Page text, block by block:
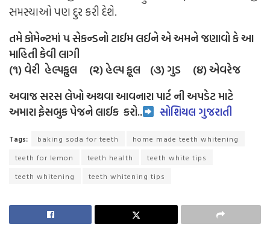
સમસ્યાઓ પણ દુર કરી દેશે.
તમે કોમેન્ટમાં ૫ સેકન્ડનો ટાઈમ લઈને એ અમને જણાવો કે આ
માહિતી કેવી લાગી
(૧) વેરી હેલ્પફુલ (૨) હેલ્પ ફૂલ (૩) ગુડ (૪) એવરેજ
અવાજ સરસ લેખો અથવા આવનારા પાર્ટ ની અપડેટ માટે
અમારા ફેસબુક પેજને લાઈક કરો.. સોશિયલ ગુજરાતી
Tags: baking soda for teeth
home made teeth whitening
teeth for lemon
teeth health
teeth white tips
teeth whitening
teeth whitening tips